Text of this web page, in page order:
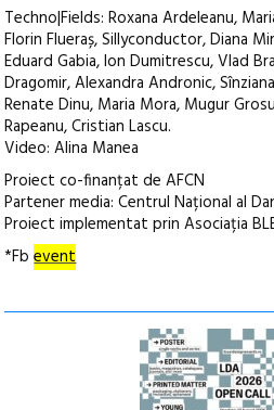
Techno|Fields: Roxana Ardeleanu,
Florin Flueraș, Sillyconductor, Diana
Eduard Gabia, Ion Dumitrescu, Vlad
Dragomir, Alexandra Andronic,
Renate Dinu, Maria Mora, Mugur
Rapeanu, Cristian Lascu.
Video: Alina Manea
Proiect co-finanțat de AFCN
Partener media: Centrul Național al
Proiect implementat prin Asociația
*Fbevent